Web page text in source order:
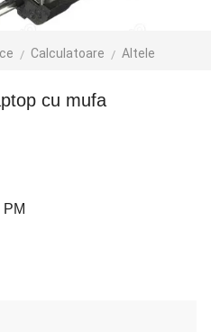
Calculatoare Altele
cu mufa